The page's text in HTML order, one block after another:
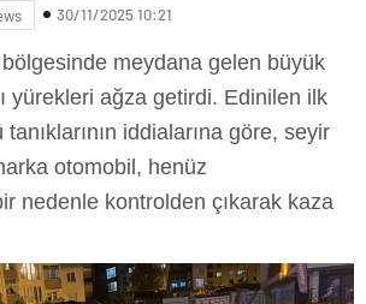
30/11/2025 10:21
meydana gelen büyük
yürekleri ağza getirdi. Edinilen ilk
iddialarına göre, seyir
otomobil, henüz
nedenle kontrolden çıkarak kaza